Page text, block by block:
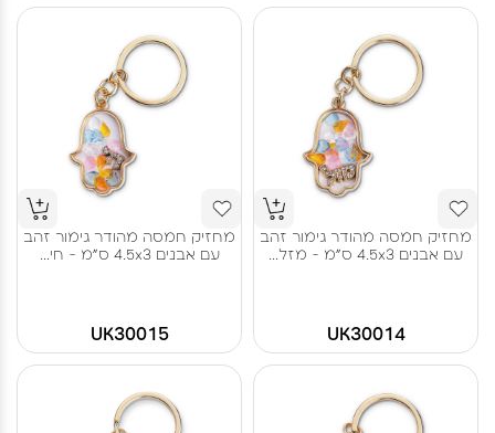
מחזיק חמסה מהודר גימור זהב
עם אבנים 4.5x3 ס"מ - מזל...
UK30014
מחזיק חמסה מהודר גימור זהב
עם אבנים 4.5x3 ס"מ - חי...
UK30015